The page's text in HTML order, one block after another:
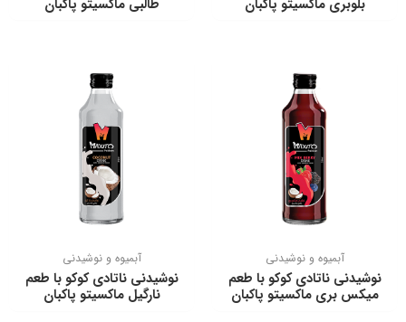
بلوبری ماکسیتو پاکبان طالبی ماکسیتو پاکبان
آبمیوه و نوشیدنی
نوشیدنی ناتادی كوكو با طعم
میکس بری ماکسیتو پاکبان
آبمیوه و نوشیدنی
نوشیدنی ناتادی كوكو با طعم
نارگیل ماکسیتو پاکبان